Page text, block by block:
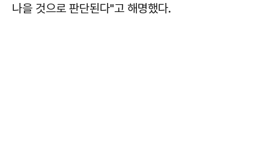
나을 것으로 판단된다"고 해명했다.